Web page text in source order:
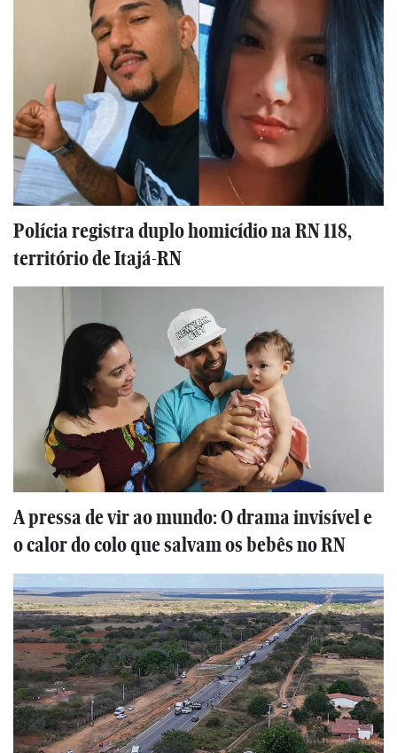
Polícia registra duplo homicídio na RN 118,
território de Itajá-RN
A pressa de vir ao mundo: O drama invisível e
o calor do colo que salvam os bebês no RN